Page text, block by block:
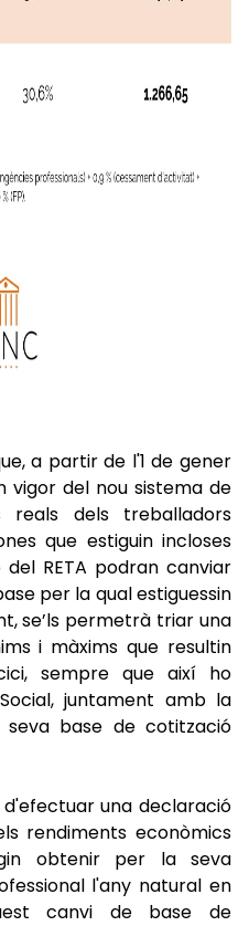
a partir de l'1 de gener
vigor del nou sistema de
reals dels treballadors
que estiguin incloses
RETA podran canviar
per la qual estiguessin
se’ls permetrà triar una
i màxims que resultin
sempre que així ho
juntament amb la
seva base de cotització
una declaració
rendiments econòmics
obtenir per la seva
l'any natural en
canvi de base de